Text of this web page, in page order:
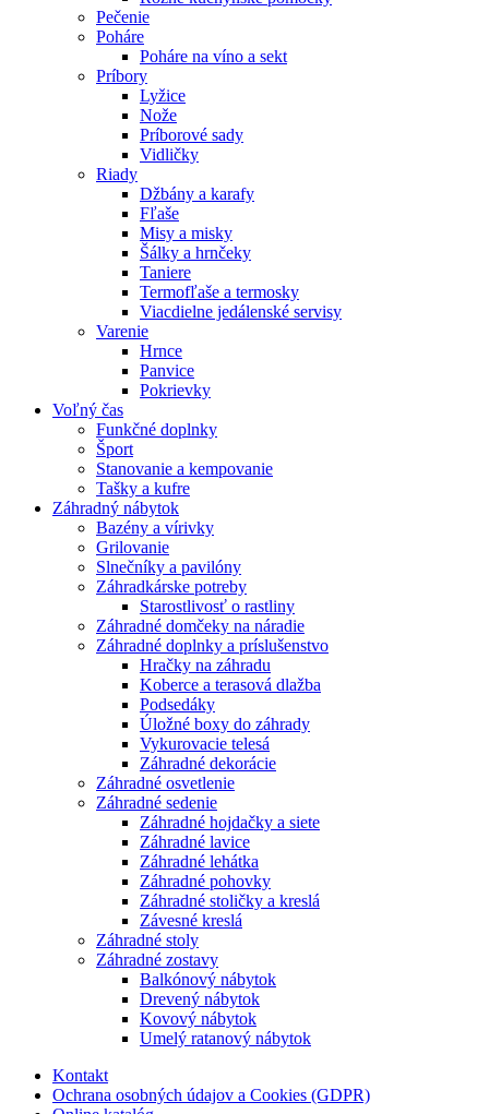
Pečenie
Poháre
Poháre na víno a sekt
Príbory
Lyžice
Nože
Príborové sady
Vidličky
Riady
Džbány a karafy
Fľaše
Misy a misky
Šálky a hrnčeky
Taniere
Termofľaše a termosky
Viacdielne jedálenské servisy
Varenie
Hrnce
Panvice
Pokrievky
Voľný čas
Funkčné doplnky
Šport
Stanovanie a kempovanie
Tašky a kufre
Záhradný nábytok
Bazény a vírivky
Grilovanie
Slnečníky a pavilóny
Záhradkárske potreby
Starostlivosť o rastliny
Záhradné domčeky na náradie
Záhradné doplnky a príslušenstvo
Hračky na záhradu
Koberce a terasová dlažba
Podsedáky
Úložné boxy do záhrady
Vykurovacie telesá
Záhradné dekorácie
Záhradné osvetlenie
Záhradné sedenie
Záhradné hojdačky a siete
Záhradné lavice
Záhradné lehátka
Záhradné pohovky
Záhradné stoličky a kreslá
Závesné kreslá
Záhradné stoly
Záhradné zostavy
Balkónový nábytok
Drevený nábytok
Kovový nábytok
Umelý ratanový nábytok
Kontakt
Ochrana osobných údajov a Cookies (GDPR)